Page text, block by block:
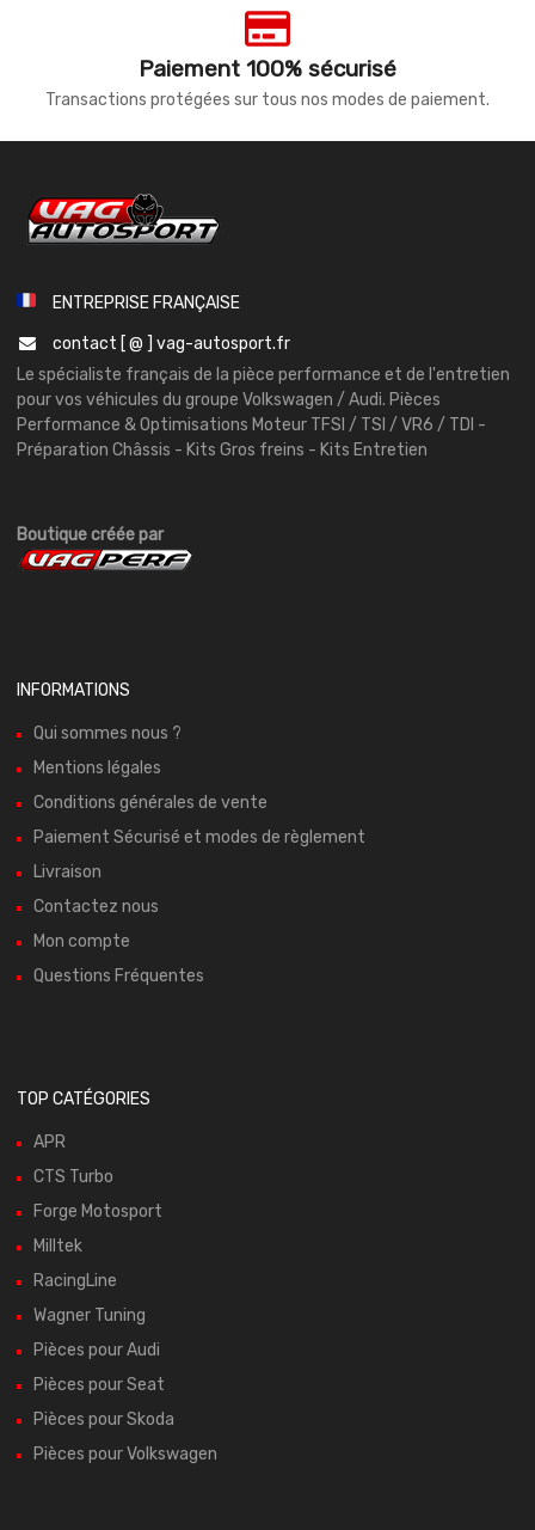
Paiement 100% sécurisé
Transactions protégées sur tous nos modes de paiement.
ENTREPRISE FRANÇAISE
contact [ @ ] vag-autosport.fr
Le spécialiste français de la pièce performance et de l'entretien
pour vos véhicules du groupe Volkswagen / Audi. Pièces
Performance & Optimisations Moteur TFSI / TSI / VR6 / TDI -
Préparation Châssis - Kits Gros freins - Kits Entretien
Boutique créée par
INFORMATIONS
Qui sommes nous ?
Mentions légales
Conditions générales de vente
Paiement Sécurisé et modes de règlement
Livraison
Contactez nous
Mon compte
Questions Fréquentes
TOP CATÉGORIES
APR
CTS Turbo
Forge Motosport
Milltek
RacingLine
Wagner Tuning
Pièces pour Audi
Pièces pour Seat
Pièces pour Skoda
Pièces pour Volkswagen